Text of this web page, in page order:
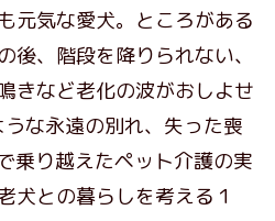
元気な愛犬。ところがある
後、階段を降りられない、
きなど老化の波がおしよせ
な永遠の別れ、失った喪
乗り越えたペット介護の実
犬との暮らしを考える１